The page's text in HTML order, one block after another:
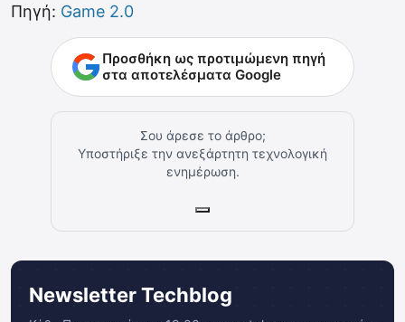
Πηγή: Game 2.0
Προσθήκη ως προτιμώμενη πηγή
στα αποτελέσματα Google
Σου άρεσε το άρθρο;
Υποστήριξε την ανεξάρτητη τεχνολογική
ενημέρωση.
Newsletter Techblog